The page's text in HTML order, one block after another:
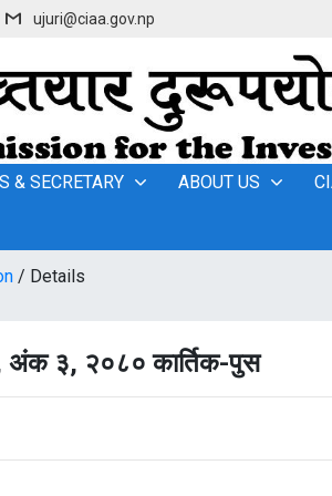
ujuri@ciaa.gov.np
& SECRETARY ABOUT US
/ Details
अंक ३, २०८० कार्तिक-पुस